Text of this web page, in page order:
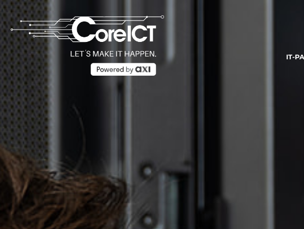
IT-
IT-